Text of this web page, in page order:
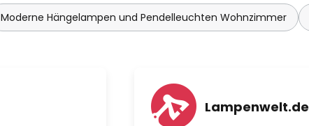
Moderne Hängelampen und Pendelleuchten Wohnzimmer
Lampenwelt.de